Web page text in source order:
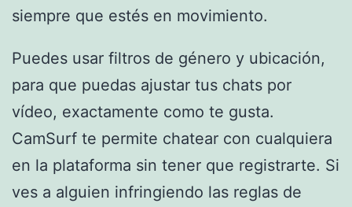
siempre que estés en movimiento.
Puedes usar filtros de género y ubicación,
para que puedas ajustar tus chats por
vídeo, exactamente como te gusta.
CamSurf te permite chatear con cualquiera
en la plataforma sin tener que registrarte. Si
ves a alguien infringiendo las reglas de